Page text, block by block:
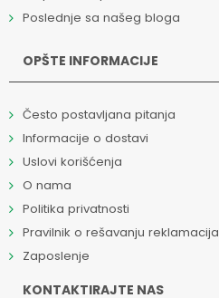
Poslednje sa našeg bloga
OPŠTE INFORMACIJE
Često postavljana pitanja
Informacije o dostavi
Uslovi korišćenja
O nama
Politika privatnosti
Pravilnik o rešavanju reklamacija
Zaposlenje
KONTAKTIRAJTE NAS